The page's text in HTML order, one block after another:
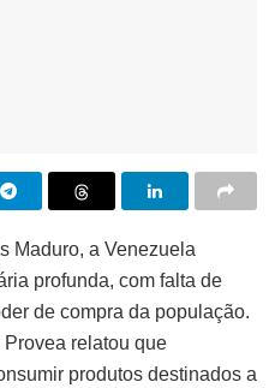
Maduro, a Venezuela
profunda, com falta de
de compra da população.
Provea relatou que
produtos destinados a